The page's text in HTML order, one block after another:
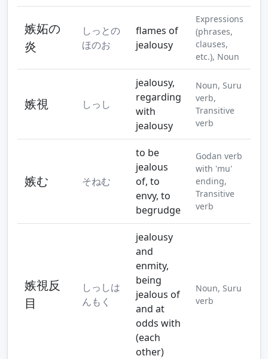
嫉妬の
炎
しっとの
ほのお
flames of
jealousy
Expressions
(phrases,
clauses,
etc.), Noun
嫉視 しっし
jealousy,
regarding
with
jealousy
Noun, Suru
verb,
Transitive
verb
嫉む そねむ
to be
jealous
of, to
envy, to
begrudge
Godan verb
with 'mu'
ending,
Transitive
verb
嫉視反
目
しっしは
んもく
jealousy
and
enmity,
being
jealous of
and at
odds with
(each
other)
Noun, Suru
verb